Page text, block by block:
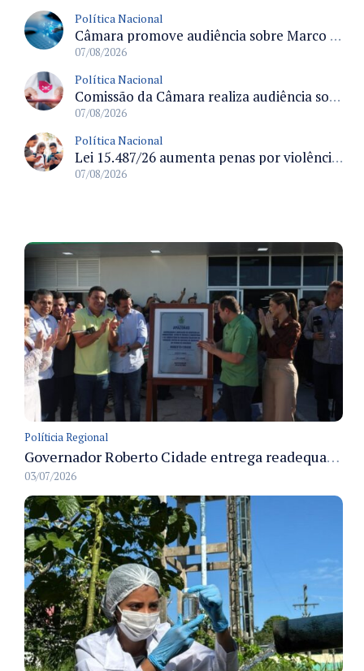
Política Nacional
Câmara promove audiência sobre Marco de Fomento à Economia Digital e impactos da inteligência artificial
07/08/2026
Política Nacional
Comissão da Câmara realiza audiência sobre apostas online para medir o tamanho do mercado ilegal
07/08/2026
Política Nacional
Lei 15.487/26 aumenta penas por violência sexual digital contra crianças e adolescentes e autoriza ronda virtual para investigação
07/08/2026
Políticia Regional
Governador Roberto Cidade entrega readequação do ambulatório da FCecon e amplia capacidade de atendimento oncológico em Manaus
03/07/2026